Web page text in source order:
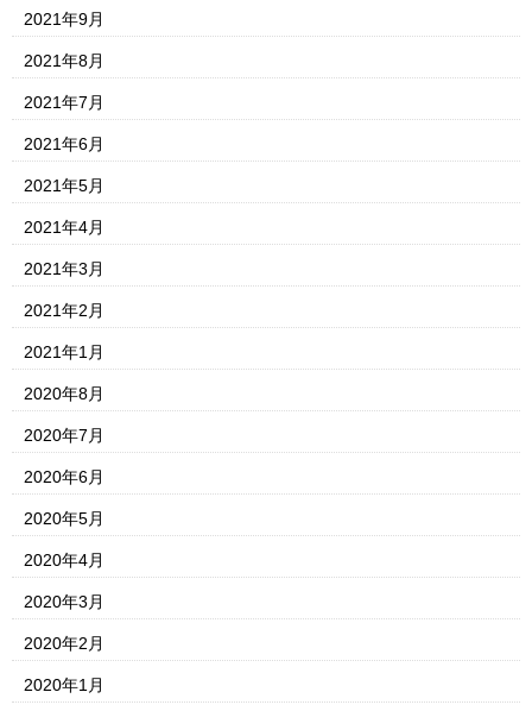
2021年9月
2021年8月
2021年7月
2021年6月
2021年5月
2021年4月
2021年3月
2021年2月
2021年1月
2020年8月
2020年7月
2020年6月
2020年5月
2020年4月
2020年3月
2020年2月
2020年1月